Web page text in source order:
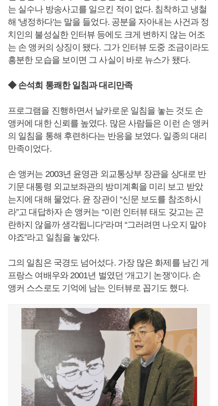
는 실수나 방송사고를 일으킨 적이 없다. 침착하고 냉철
해 '냉정하다'는 말을 들었다. 공분을 자아내는 사건과 정
치인의 불성실한 인터뷰 등에도 크게 변하지 않는 어조
는 손 앵커의 상징이 됐다. 그가 인터뷰 도중 조금이라도
흥분한 모습을 보이면 그 사실이 바로 뉴스가 됐다.
◆ 손석희 통쾌한 일침과 대리만족
프로그램을 진행하면서 날카로운 일침을 놓는 것도 손
앵커에 대한 신뢰를 높였다. 많은 사람들은 이런 손 앵커
의 일침을 통해 후련하다는 반응을 보였다. 일종의 대리
만족이었다.
손 앵커는 2003년 윤영관 외교통상부 장관을 상대로 반
기문 대통령 외교보좌관의 방미계획을 미리 보고 받았
는지에 대해 물었다. 윤 장관이 “신문 보도를 참조하시
라”고 대답하자 손 앵커는 “이런 인터뷰 태도 갖고는 곤
란하지 않을까 생각됩니다”라며 “그러려면 나오지 말야
야죠”라고 일침을 놓았다.
그의 일침은 국경도 넘어섰다. 가장 많은 화제를 남긴 게
프랑스 여배우와 2001년 벌였던 ‘개고기 논쟁’이다. 손
앵커 스스로도 기억에 남는 인터뷰로 꼽기도 했다.